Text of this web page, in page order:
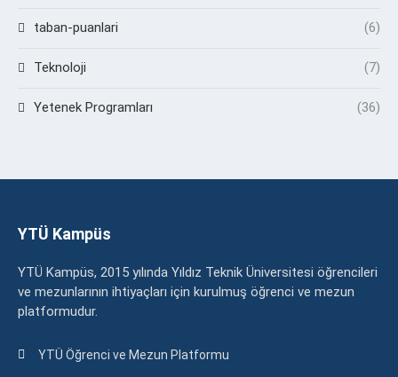
taban-puanlari (6)
Teknoloji (7)
Yetenek Programları (36)
YTÜ Kampüs
YTÜ Kampüs, 2015 yılında Yıldız Teknik Üniversitesi öğrencileri
ve mezunlarının ihtiyaçları için kurulmuş öğrenci ve mezun
platformudur.
YTÜ Öğrenci ve Mezun Platformu